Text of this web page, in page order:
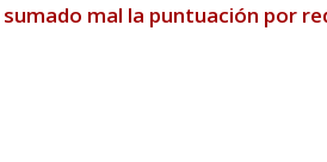
mal la puntuación por